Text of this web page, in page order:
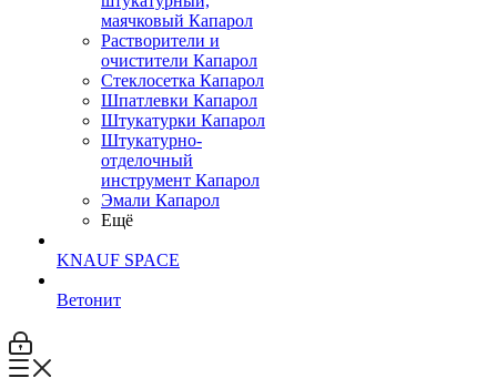
маячковый Капарол
Растворители и
очистители Капарол
Cтеклосетка Капарол
Шпатлевки Капарол
Штукатурки Капарол
Штукатурно-
отделочный
инструмент Капарол
Эмали Капарол
Ещё
KNAUF SPACE
Ветонит